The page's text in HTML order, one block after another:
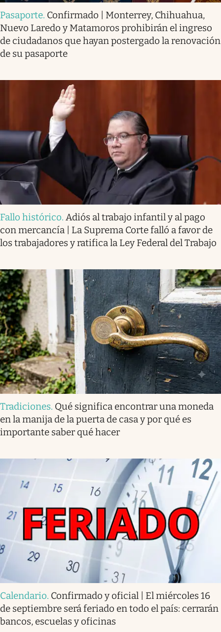
Pasaporte. Confirmado | Monterrey, Chihuahua,
Nuevo Laredo y Matamoros prohibirán el ingreso
de ciudadanos que hayan postergado la renovación
de su pasaporte
Fallo histórico. Adiós al trabajo infantil y al pago
con mercancía | La Suprema Corte falló a favor de
los trabajadores y ratifica la Ley Federal del Trabajo
Tradiciones. Qué significa encontrar una moneda
en la manija de la puerta de casa y por qué es
importante saber qué hacer
Calendario. Confirmado y oficial | El miércoles 16
de septiembre será feriado en todo el país: cerrarán
bancos, escuelas y oficinas